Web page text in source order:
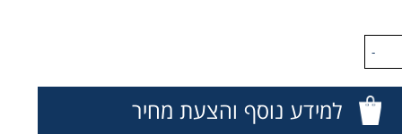
-
למידע נוסף והצעת מחיר